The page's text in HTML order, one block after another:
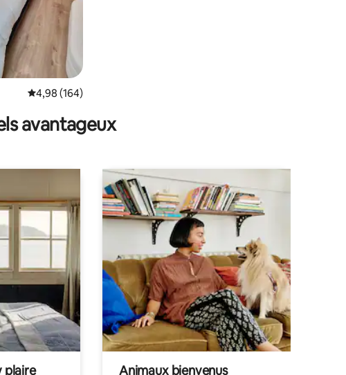
: 4,94 sur 5
Évaluation moyenne sur la base de 164 commentaires : 4,98 sur 5
4,98 (164)
avantageux
plaire Animaux bienvenus